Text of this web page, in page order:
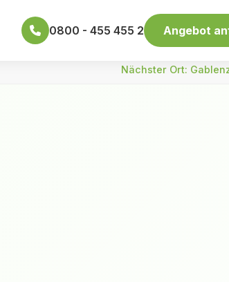
0800 - 455 455 2 Angebot
Nächster Ort: